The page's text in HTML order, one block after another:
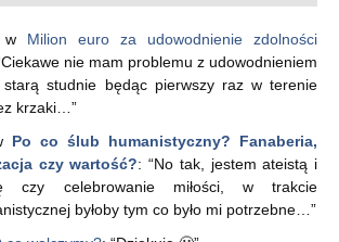
w Milion euro za udowodnienie zdolności
Ciekawe nie mam problemu z udowodnieniem
starą studnie będąc pierwszy raz w terenie
krzaki… ”
Po co ślub humanistyczny? Fanaberia,
czy wartość?: “No tak, jestem ateistą i
czy celebrowanie miłości, w trakcie
byłoby tym co było mi potrzebne… ”